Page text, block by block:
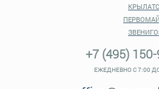
+7 (495)
ЕЖЕДНЕВНО С 7:00